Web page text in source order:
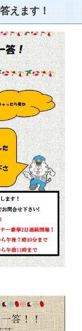
えます！